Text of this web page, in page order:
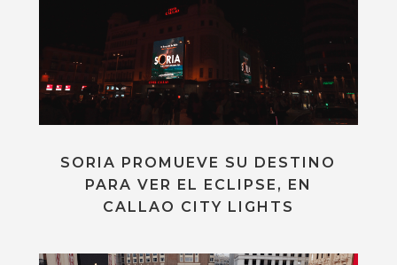
SORIA PROMUEVE SU DESTINO
PARA VER EL ECLIPSE, EN
CALLAO CITY LIGHTS